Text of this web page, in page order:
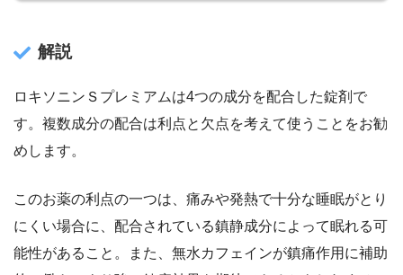
解説
ロキソニンＳプレミアムは4つの成分を配合した錠剤で
す。複数成分の配合は利点と欠点を考えて使うことをお勧
めします。
このお薬の利点の一つは、痛みや発熱で十分な睡眠がとり
にくい場合に、配合されている鎮静成分によって眠れる可
能性があること。また、無水カフェインが鎮痛作用に補助